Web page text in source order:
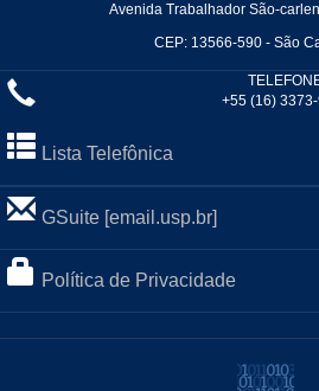
Avenida Trabalhador São-
CEP: 13566-590 - São
+55 (16)
Lista Telefônica
GSuite [email.usp.br]
Política de Privacidade